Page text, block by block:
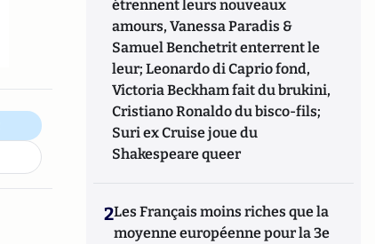
étrennent leurs nouveaux
amours, Vanessa Paradis &
Samuel Benchetrit enterrent le
leur; Leonardo di Caprio fond,
Victoria Beckham fait du brukini,
Cristiano Ronaldo du bisco-fils;
Suri ex Cruise joue du
Shakespeare queer
2Les Français moins riches que la
moyenne européenne pour la 3e